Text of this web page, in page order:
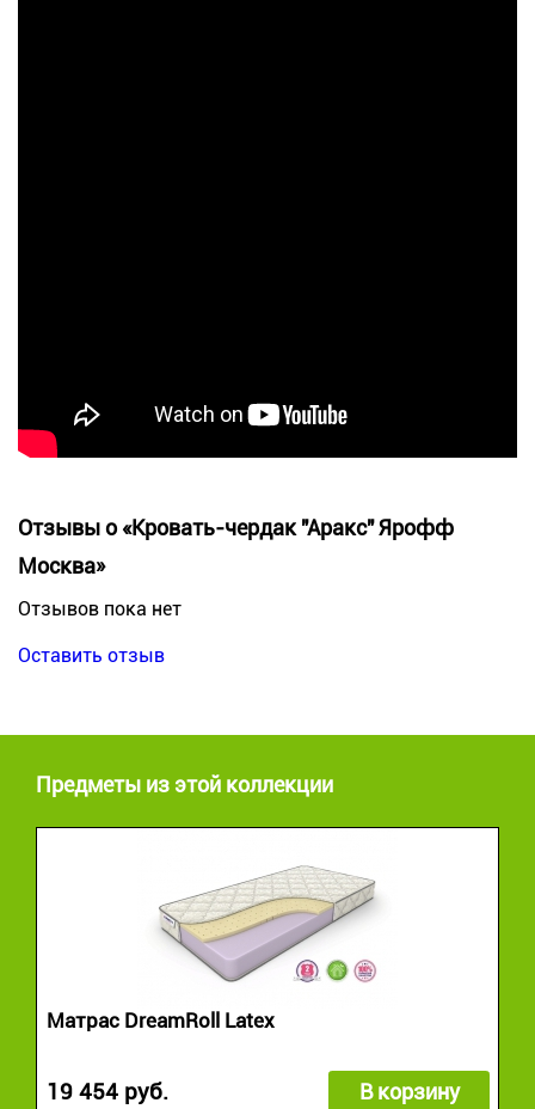
Отзывы о «Кровать-чердак "Аракс" Ярофф
Москва»
Отзывов пока нет
Оставить отзыв
Предметы из этой коллекции
Матрас DreamRoll Latex
19 454 руб. В корзину